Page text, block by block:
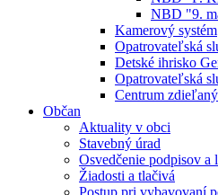
NBD "9.
Kamerový systém
Opatrovateľská
Detské ihrisko
Opatrovateľská
Centrum
Občan
Aktuality v obci
Stavebný úrad
Osvedčenie podpisov a
Žiadosti a tlačivá
Postup pri vybavovaní